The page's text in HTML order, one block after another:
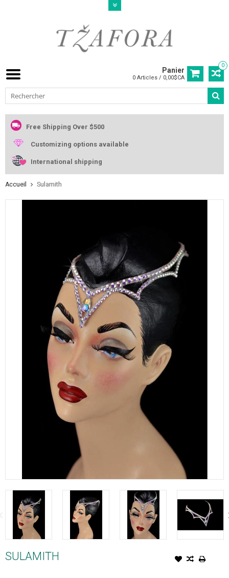
0
Panier
0 Articles / 0,00$CA
Free Shipping Over $500
Customizing options available
International shipping
Accueil Sulamith
SULAMITH